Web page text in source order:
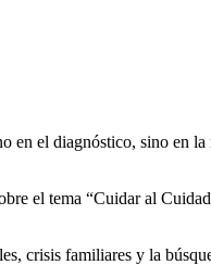
el diagnóstico, sino en
el tema “Cuidar al
crisis familiares y la